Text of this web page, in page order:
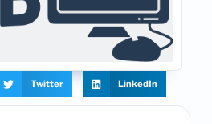
Twitter LinkedIn